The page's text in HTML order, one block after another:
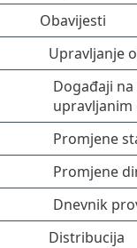
Obavijesti
Upravljanje
Događaji
upravljanim
Promjene
Promjene
Dnevnik
Distribucija